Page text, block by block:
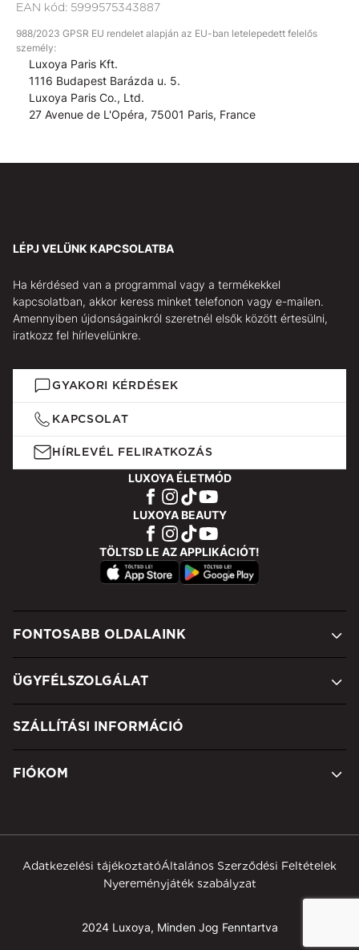
EAN kód: 5999575343887
988/2023 GPSR EU rendelet alapján az EU-ban letelepedett felelős
személy:
Luxoya Paris Kft.
1116 Budapest Barázda u. 5.
Luxoya Paris Co., Ltd.
27 Avenue de L'Opéra, 75001 Paris, France
LÉPJ VELÜNK KAPCSOLATBA
Ha kérdésed van a programmal vagy a termékekkel
kapcsolatban, akkor keress minket telefonon vagy e-mailen.
Amennyiben újdonságainkról szeretnél elsők között értesülni,
iratkozz fel hírlevelünkre.
GYAKORI KÉRDÉSEK
KAPCSOLAT
HÍRLEVÉL FELIRATKOZÁS
LUXOYA ÉLETMÓD
LUXOYA BEAUTY
TÖLTSD LE AZ APPLIKÁCIÓT!
FONTOSABB OLDALAINK
ÜGYFÉLSZOLGÁLAT
SZÁLLÍTÁSI INFORMÁCIÓ
FIÓKOM
2024 Luxoya, Minden Jog Fenntartva
Adatkezelési tájékoztatóÁltalános Szerződési Feltételek
Nyereményjáték szabályzat